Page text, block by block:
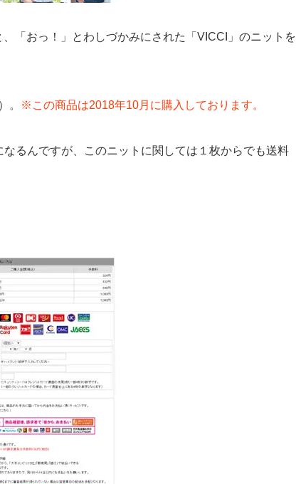
「おっ！」とわしづかみにされた「VICCI」のニットを
。 ※この商品は2018年10月に購入しております。
るんですが、このニットに関しては１枚からでも送料